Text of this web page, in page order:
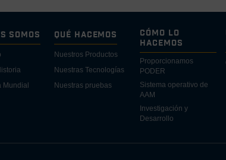
Somos
Mundial
Qué Hacemos
Nuestros Productos
Nuestras Tecnologías
Nuestras pruebas
Cómo lo
Hacemos
Proporcionamos
PODER
Sistema operativo de
AAM
Investigación y
Desarrollo